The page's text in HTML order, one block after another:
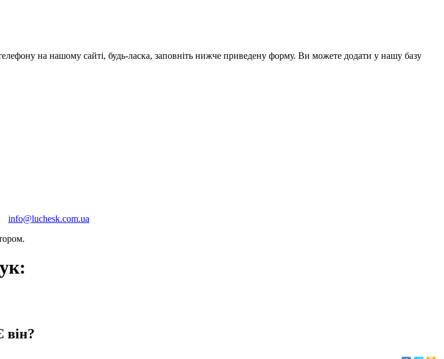
на нашому сайті, будь-ласка, заповніть нижче приведену форму. Ви можете додати у нашу базу
info@luchesk.com.ua
він?